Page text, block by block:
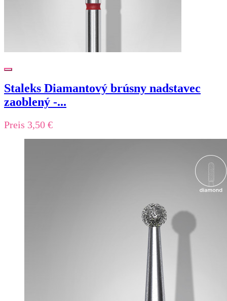
Staleks Diamantový brúsny nadstavec
zaoblený -...
Preis 3,50 €